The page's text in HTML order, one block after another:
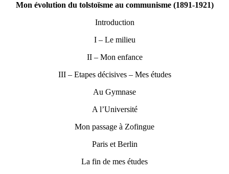
Mon évolution du tolstoïsme au communisme (1891-1921)
Introduction
I – Le milieu
II – Mon enfance
III – Etapes décisives – Mes études
Au Gymnase
A l’Université
Mon passage à Zofingue
Paris et Berlin
La fin de mes études